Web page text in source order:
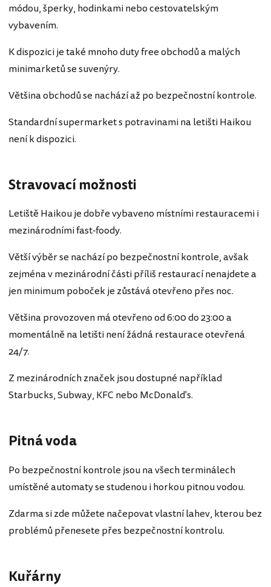
módou, šperky, hodinkami nebo cestovatelským
vybavením.
K dispozici je také mnoho duty free obchodů a malých
minimarketů se suvenýry.
Většina obchodů se nachází až po bezpečnostní kontrole.
Standardní supermarket s potravinami na letišti Haikou
není k dispozici.
Stravovací možnosti
Letiště Haikou je dobře vybaveno místními restauracemi i
mezinárodními fast-foody.
Větší výběr se nachází po bezpečnostní kontrole, avšak
zejména v mezinárodní části příliš restaurací nenajdete a
jen minimum poboček je zůstává otevřeno přes noc.
Většina provozoven má otevřeno od 6:00 do 23:00 a
momentálně na letišti není žádná restaurace otevřená
24/7.
Z mezinárodních značek jsou dostupné například
Starbucks, Subway, KFC nebo McDonald's.
Pitná voda
Po bezpečnostní kontrole jsou na všech terminálech
umístěné automaty se studenou i horkou pitnou vodou.
Zdarma si zde můžete načepovat vlastní lahev, kterou bez
problémů přenesete přes bezpečnostní kontrolu.
Kuřárny